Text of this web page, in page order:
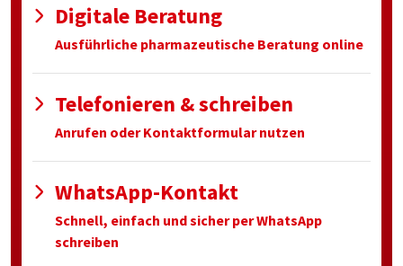
Digitale Beratung
Ausführliche pharmazeutische Beratung online
Telefonieren & schreiben
Anrufen oder Kontaktformular nutzen
WhatsApp-Kontakt
Schnell, einfach und sicher per WhatsApp
schreiben